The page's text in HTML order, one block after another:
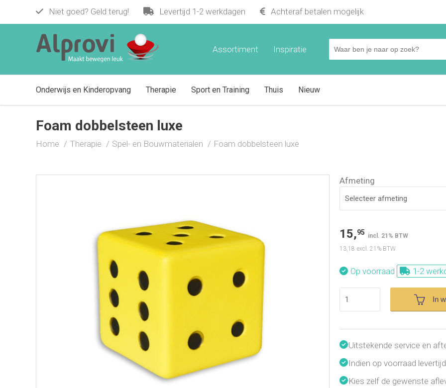
Niet goed? Geld terug! Levertijd 1-2 werkdagen Achteraf betalen mogelijk
Inspiratie
Assortiment
Onderwijs en Kinderopvang Therapie Sport en Training Thuis Nieuw
Foam dobbelsteen luxe
Home Therapie Spel- en Bouwmaterialen Foam dobbelsteen luxe
Afmeting
15,95 incl. 21% BTW
13,18 excl. 21% BTW
Op voorraad 1-2
In
Uitstekende service en
Indien op voorraad
Kies zelf de gewenste
Foam dobbelsteen luxe
€ 15,95